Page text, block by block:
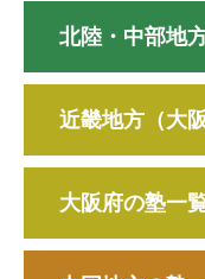
北陸・中部地
近畿地方（大
大阪府の塾一